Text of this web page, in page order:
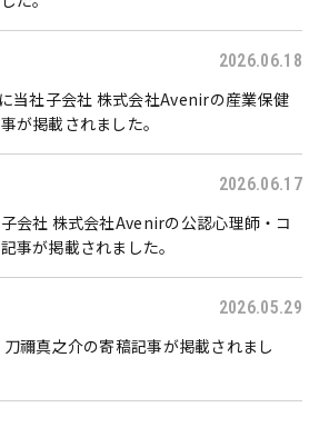
2026.06.18
当社子会社 株式会社Avenirの産業保健
が掲載されました。
2026.06.17
子会社 株式会社Avenirの公認心理師・コ
事が掲載されました。
2026.05.29
刀禰真之介の寄稿記事が掲載されまし